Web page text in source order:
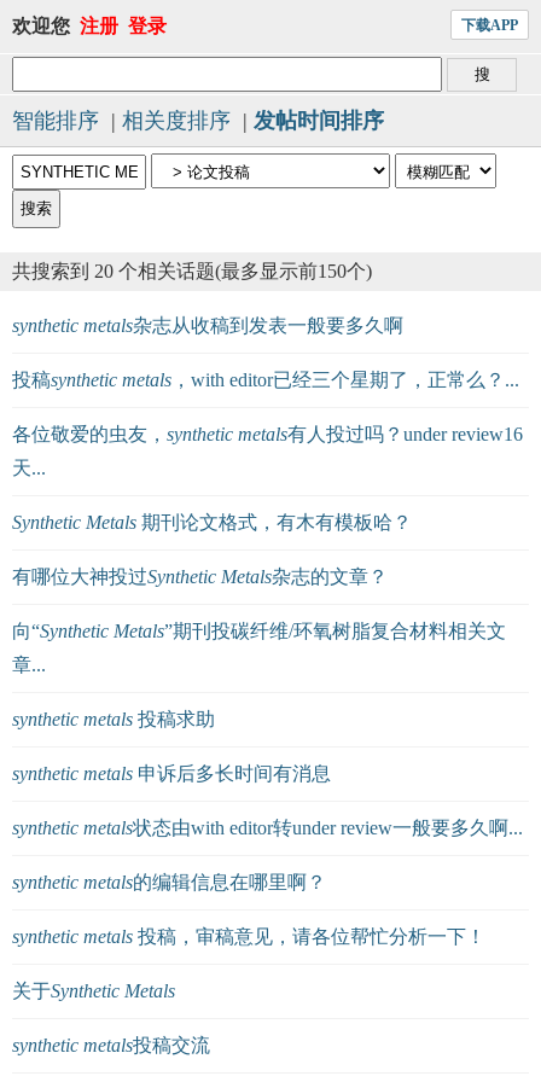
欢迎您 注册 登录 下载APP
智能排序 | 相关度排序 | 发帖时间排序
共搜索到 20 个相关话题(最多显示前150个)
synthetic metals杂志从收稿到发表一般要多久啊
投稿synthetic metals ，with editor已经三个星期了，正常么？...
各位敬爱的虫友， synthetic metals有人投过吗？under review16
天...
Synthetic Metals 期刊论文格式，有木有模板哈？
有哪位大神投过Synthetic Metals杂志的文章？
向“Synthetic Metals”期刊投碳纤维/环氧树脂复合材料相关文
章...
synthetic metals 投稿求助
synthetic metals 申诉后多长时间有消息
synthetic metals状态由with editor转under review一般要多久啊...
synthetic metals的编辑信息在哪里啊？
synthetic metals 投稿，审稿意见，请各位帮忙分析一下！
关于Synthetic Metals
synthetic metals投稿交流